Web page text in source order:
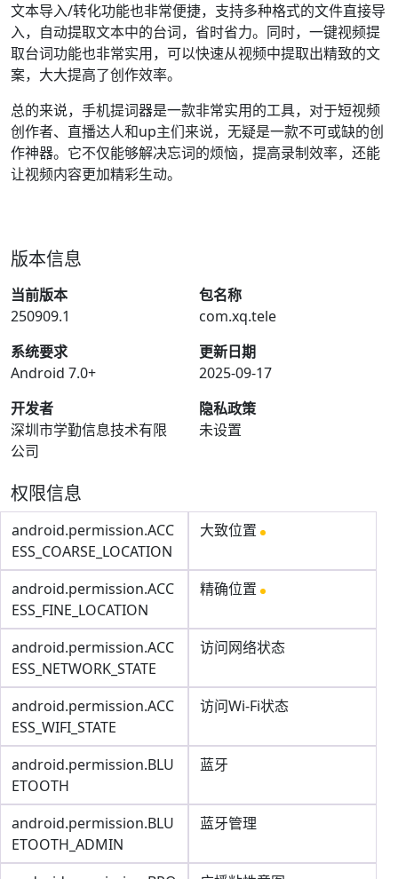
文本导入/转化功能也非常便捷，支持多种格式的文件直接导
入，自动提取文本中的台词，省时省力。同时，一键视频提
取台词功能也非常实用，可以快速从视频中提取出精致的文
案，大大提高了创作效率。
总的来说，手机提词器是一款非常实用的工具，对于短视频
创作者、直播达人和up主们来说，无疑是一款不可或缺的创
作神器。它不仅能够解决忘词的烦恼，提高录制效率，还能
让视频内容更加精彩生动。
版本信息
当前版本
250909.1
包名称
com.xq.tele
系统要求
Android 7.0+
更新日期
2025-09-17
开发者
深圳市学勤信息技术有限
公司
隐私政策
未设置
权限信息
android.permission.ACC
ESS_COARSE_LOCATION
大致位置
android.permission.ACC
ESS_FINE_LOCATION
精确位置
android.permission.ACC
ESS_NETWORK_STATE
访问网络状态
android.permission.ACC
ESS_WIFI_STATE
访问Wi-Fi状态
android.permission.BLU
ETOOTH
蓝牙
android.permission.BLU
ETOOTH_ADMIN
蓝牙管理